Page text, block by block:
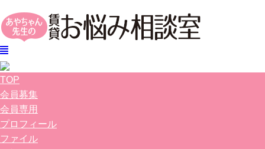
TOP
会員募集
会員専用
プロフィール
ファイル